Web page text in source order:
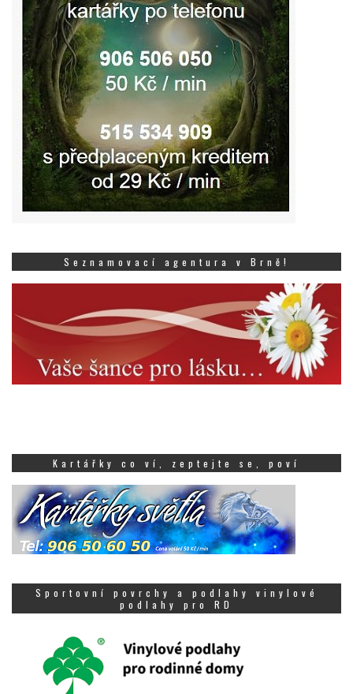
Seznamovací agentura v Brně!
Kartářky co ví, zeptejte se, poví
Sportovní povrchy a podlahy vinylové
podlahy pro RD